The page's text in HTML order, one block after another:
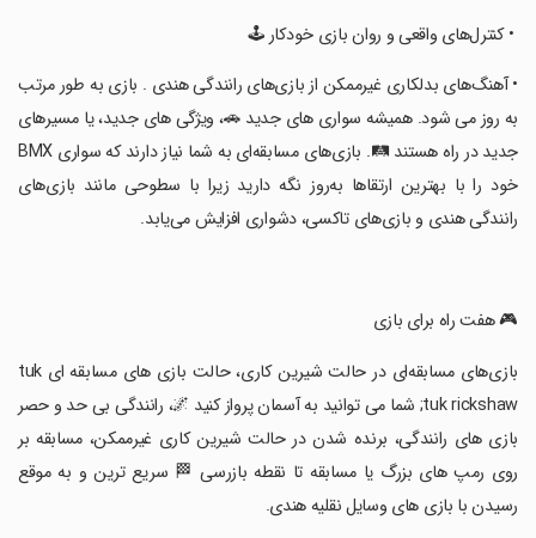
‏ • کنترل‌های واقعی و روان بازی خودکار 🕹️
‏• آهنگ‌های بدلکاری غیرممکن از بازی‌های رانندگی هندی . بازی به طور مرتب
به روز می شود. همیشه سواری های جدید 🚗، ویژگی های جدید، یا مسیرهای
جدید در راه هستند 🛤️. بازی‌های مسابقه‌ای به شما نیاز دارند که سواری BMX
خود را با بهترین ارتقاها به‌روز نگه دارید زیرا با سطوحی مانند بازی‌های
رانندگی هندی و بازی‌های تاکسی، دشواری افزایش می‌یابد.
‏🎮 هفت راه برای بازی
‏بازی‌های مسابقه‌ای در حالت شیرین کاری، حالت بازی های مسابقه ای tuk
tuk rickshaw; شما می توانید به آسمان پرواز کنید 🌌، رانندگی بی حد و حصر
بازی های رانندگی، برنده شدن در حالت شیرین کاری غیرممکن، مسابقه بر
روی رمپ های بزرگ یا مسابقه تا نقطه بازرسی 🏁 سریع ترین و به موقع
رسیدن با بازی های وسایل نقلیه هندی.